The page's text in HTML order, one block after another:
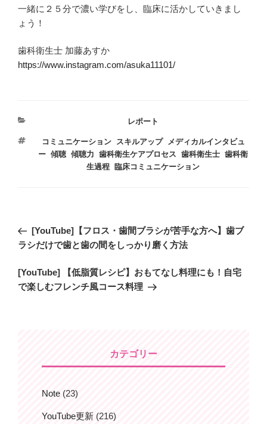
一緒に２５分で濃い学びをし、臨床に活かしていきまし
ょう！
歯科衛生士 加藤あすか
https://www.instagram.com/asuka11101/
カ
ゴ
リ
ー
レポート
タ
グ
コミュニケーション, スキルアップ,
メディカルインタビュ
ー ,傾聴 ,傾聴力 ,歯科衛生ケアプロセス ,歯科衛生士 ,歯科衛
生過程 臨床コミュニケーション
稿
ビ
ゲ
過
去
投
稿
[YouTube]【フロス・歯間ブラシが苦手な方へ】歯ブ
ラシだけで歯と歯の間をしっかり磨く方法
次
の
[YouTube] 【低脂質レシピ】おもてなし料理にも！自宅
で楽しむフレンチ風コース料理
カテゴリー
Note (23)
YouTube更新 (216)